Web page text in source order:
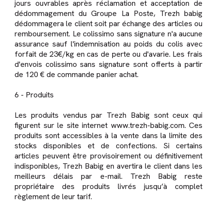
jours ouvrables après réclamation et acceptation de
dédommagement du Groupe La Poste, Trezh babig
dédommagera le client soit par échange des articles ou
remboursement. Le colissimo sans signature n'a aucune
assurance sauf l'indemnisation au poids du colis avec
forfait de 23€/kg en cas de perte ou d'avarie. Les frais
d'envois colissimo sans signature sont offerts à partir
de 120 € de commande panier achat.
6 - Produits
Les produits vendus par Trezh Babig sont ceux qui
figurent sur le site internet www.trezh-babig.com. Ces
produits sont accessibles à la vente dans la limite des
stocks disponibles et de confections. Si certains
articles peuvent être provisoirement ou définitivement
indisponibles, Trezh Babig en avertira le client dans les
meilleurs délais par e-mail. Trezh Babig reste
propriétaire des produits livrés jusqu’à complet
règlement de leur tarif.